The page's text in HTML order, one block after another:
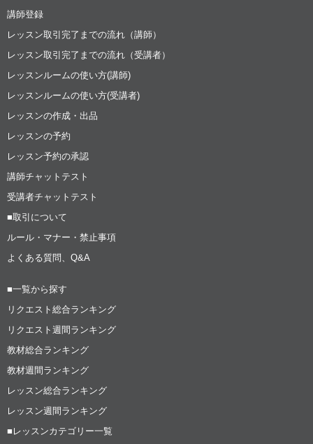
講師登録
レッスン取引完了までの流れ（講師）
レッスン取引完了までの流れ（受講者）
レッスンルームの使い方(講師)
レッスンルームの使い方(受講者)
レッスンの作成・出品
レッスンの予約
レッスン予約の承認
講師チャットテスト
受講者チャットテスト
■取引について
ルール・マナー・禁止事項
よくある質問、Q&A
■一覧から探す
リクエスト総合ランキング
リクエスト週間ランキング
教材総合ランキング
教材週間ランキング
レッスン総合ランキング
レッスン週間ランキング
■レッスンカテゴリー一覧